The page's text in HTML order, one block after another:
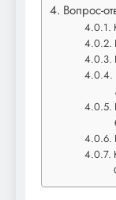
Вопрос-